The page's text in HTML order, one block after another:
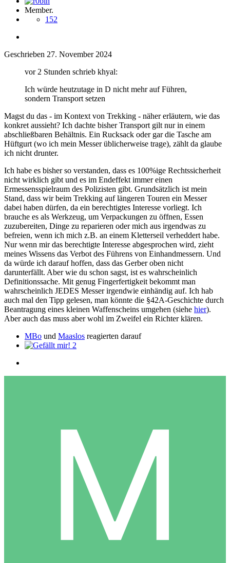
Member.
152
Geschrieben 27. November 2024
vor 2 Stunden schrieb khyal:
Ich würde heutzutage in D nicht mehr auf Führen,
sondern Transport setzen
Magst du das - im Kontext von Trekking - näher erläutern, wie das
konkret aussieht? Ich dachte bisher Transport gilt nur in einem
abschließbaren Behältnis. Ein Rucksack oder gar die Tasche am
Hüftgurt (wo ich mein Messer üblicherweise trage), zählt da glaube
ich nicht drunter.
Ich habe es bisher so verstanden, dass es 100%ige Rechtssicherheit
nicht wirklich gibt und es im Endeffekt immer einen
Ermessensspielraum des Polizisten gibt. Grundsätzlich ist mein
Stand, dass wir beim Trekking auf längeren Touren ein Messer
dabei haben dürfen, da ein berechtigtes Interesse vorliegt. Ich
brauche es als Werkzeug, um Verpackungen zu öffnen, Essen
zuzubereiten, Dinge zu reparieren oder mich aus irgendwas zu
befreien, wenn ich mich z.B. an einem Kletterseil verheddert habe.
Nur wenn mir das berechtigte Interesse abgesprochen wird, zieht
meines Wissens das Verbot des Führens von Einhandmessern. Und
da würde ich darauf hoffen, dass das Gerber oben nicht
darunterfällt. Aber wie du schon sagst, ist es wahrscheinlich
Definitionssache. Mit genug Fingerfertigkeit bekommt man
wahrscheinlich JEDES Messer irgendwie einhändig auf. Ich hab
auch mal den Tipp gelesen, man könnte die §42A-Geschichte durch
Beantragung eines kleinen Waffenscheins umgehen (siehe hier).
Aber auch das muss aber wohl im Zweifel ein Richter klären.
MBo und Maaslos reagierten darauf
2